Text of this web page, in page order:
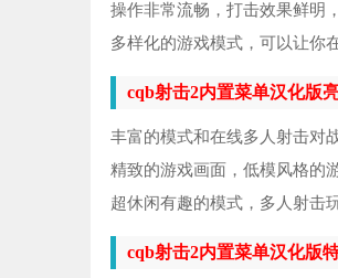
操作非常流畅，打击效果鲜明
多样化的游戏模式，可以让你
cqb射击2内置菜单汉化版
丰富的模式和在线多人射击对
精致的游戏画面，低模风格的
超休闲有趣的模式，多人射击
cqb射击2内置菜单汉化版